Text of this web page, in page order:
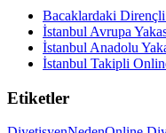
Bacaklardaki
İstanbul Avrupa
İstanbul Anadolu
İstanbul Takipli
Etiketler